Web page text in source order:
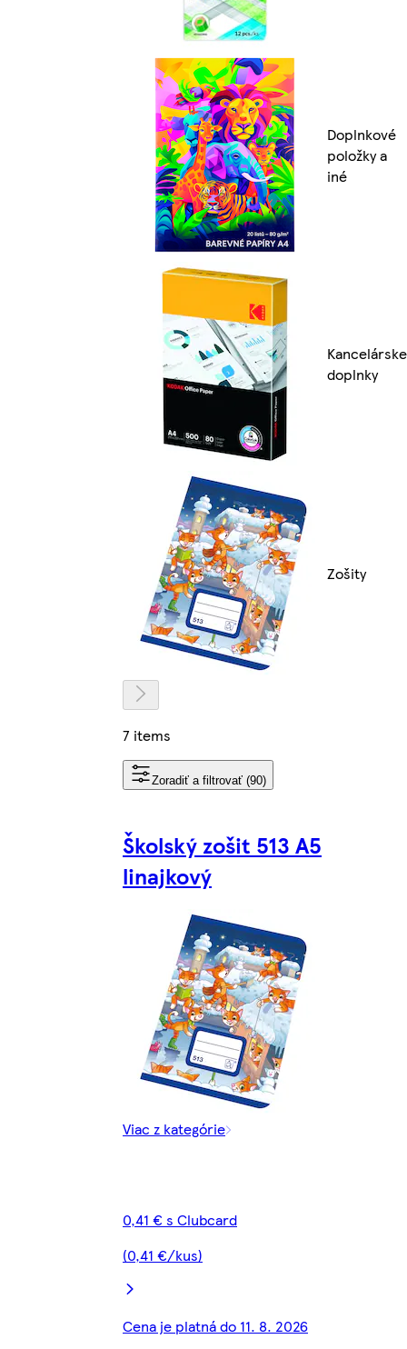
Doplnkové
položky a
iné
Kancelárske
doplnky
Zošity
7 items
Zoradiť a filtrovať (90)
Školský zošit 513 A5
linajkový
Viac z kategórie
0,41 € s Clubcard
(0,41 €/kus)
Cena je platná do 11. 8. 2026